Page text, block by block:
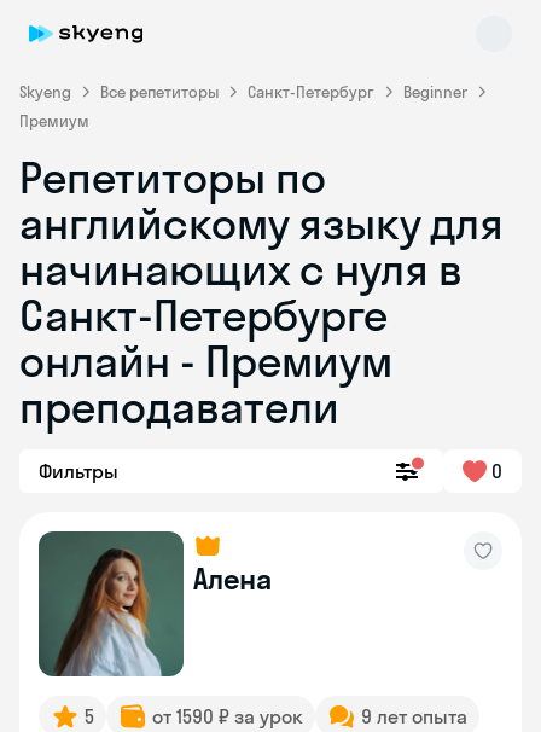
Skyeng Все репетиторы Санкт-Петербург
Beginner
Премиум
Репетиторы по
английскому языку для
начинающих с нуля в
Санкт-Петербурге
онлайн - Премиум
преподаватели
Фильтры 0
Алена
5 от 1590 ₽ за урок
9 лет опыта
Skyeng Chat